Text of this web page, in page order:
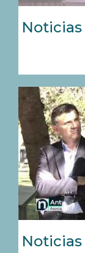
Noticias
Noticias